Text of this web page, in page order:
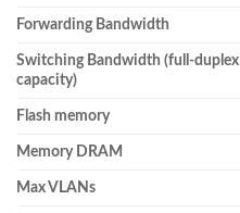
Forwarding Bandwidth
Switching Bandwidth (full-duplex
capacity)
Flash memory
Memory DRAM
Max VLANs